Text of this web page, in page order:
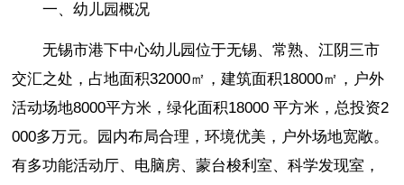
一、幼儿园概况
无锡市港下中心幼儿园位于无锡、常熟、江阴三市
交汇之处，占地面积32000㎡，建筑面积18000㎡，户外
活动场地8000平方米，绿化面积18000 平方米，总投资2
000多万元。园内布局合理，环境优美，户外场地宽敞。
有多功能活动厅、电脑房、蒙台梭利室、科学发现室，